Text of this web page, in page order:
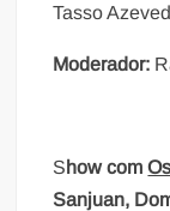
Tasso
Moderador:
S how com
Sanjuan,